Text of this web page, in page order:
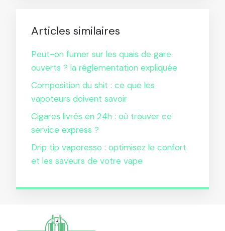
Articles similaires
Peut-on fumer sur les quais de gare
ouverts ? la réglementation expliquée
Composition du shit : ce que les
vapoteurs doivent savoir
Cigares livrés en 24h : où trouver ce
service express ?
Drip tip vaporesso : optimisez le confort
et les saveurs de votre vape